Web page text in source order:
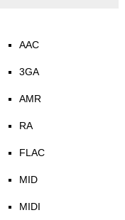
AAC
3GA
AMR
RA
FLAC
MID
MIDI